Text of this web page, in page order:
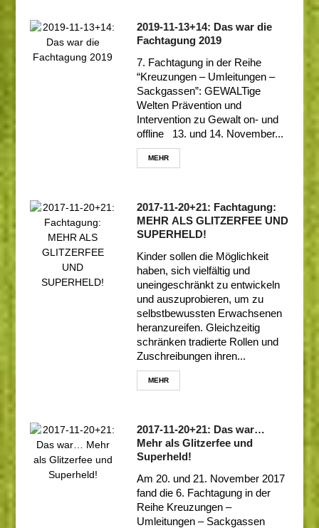
2019-11-13+14: Das war die
Fachtagung 2019
7. Fachtagung in der Reihe
“Kreuzungen – Umleitungen –
Sackgassen”: GEWALTige
Welten Prävention und
Intervention zu Gewalt on- und
offline 13. und 14. November...
MEHR
2017-11-20+21: Fachtagung:
MEHR ALS GLITZERFEE UND
SUPERHELD!
Kinder sollen die Möglichkeit
haben, sich vielfältig und
uneingeschränkt zu entwickeln
und auszuprobieren, um zu
selbstbewussten Erwachsenen
heranzureifen. Gleichzeitig
schränken tradierte Rollen und
Zuschreibungen ihren...
MEHR
2017-11-20+21: Das war…
Mehr als Glitzerfee und
Superheld!
Am 20. und 21. November 2017
fand die 6. Fachtagung in der
Reihe Kreuzungen –
Umleitungen – Sackgassen